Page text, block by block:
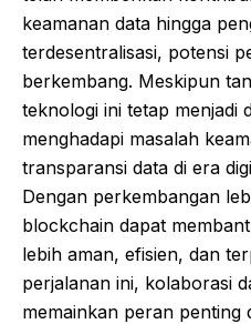
keamanan data hingga
terdesentralisasi, potensi
berkembang. Meskipun
teknologi ini tetap menjadi
menghadapi masalah
transparansi data di era
Dengan perkembangan
blockchain dapat
lebih aman, efisien, dan
perjalanan ini, kolaborasi
memainkan peran penting